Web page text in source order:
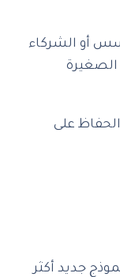
أو الشركاء
على
جديد أكثر